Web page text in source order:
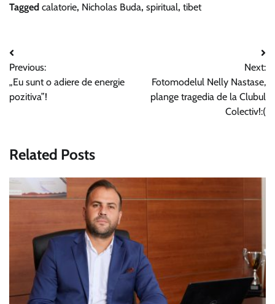
Tagged calatorie, Nicholas Buda, spiritual, tibet
Navigare
în
articole
Previous:
„Eu sunt o adiere de energie
pozitiva”!
Next:
Fotomodelul Nelly Nastase,
plange tragedia de la Clubul
Colectiv!:(
Related Posts